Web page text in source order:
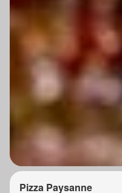
Pizza Paysanne